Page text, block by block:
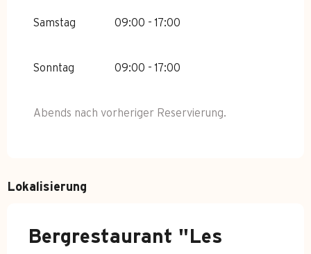
Samstag 09:00 - 17:00
Sonntag 09:00 - 17:00
Abends nach vorheriger Reservierung.
Lokalisierung
Bergrestaurant "Les